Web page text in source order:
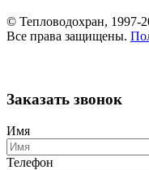
© Тепловодохран, 1997-
Все права защищены.
Заказать звонок
Имя
Телефон